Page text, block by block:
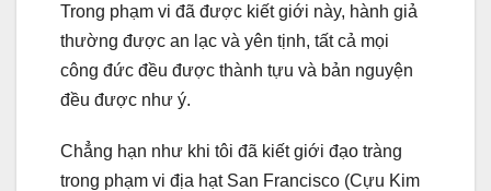
Trong phạm vi đã được kiết giới này, hành giả
thường được an lạc và yên tịnh, tất cả mọi
công đức đều được thành tựu và bản nguyện
đều được như ý.
Chẳng hạn như khi tôi đã kiết giới đạo tràng
trong phạm vi địa hạt San Francisco (Cựu Kim